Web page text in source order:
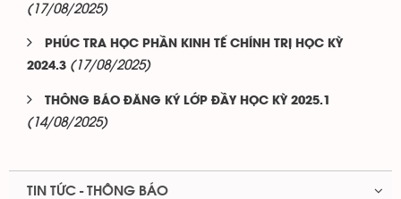
(17/08/2025)
PHÚC TRA HỌC PHẦN KINH TẾ CHÍNH TRỊ HỌC KỲ
2024.3 (17/08/2025)
THÔNG BÁO ĐĂNG KÝ LỚP ĐẦY HỌC KỲ 2025.1
(14/08/2025)
TIN TỨC - THÔNG BÁO